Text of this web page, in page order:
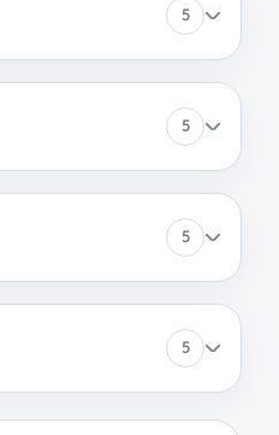
(мат.платы, мейн платы)
кнопки
5
5
5
5